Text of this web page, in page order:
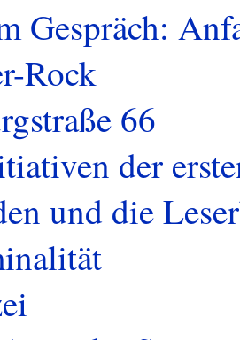
Gespräch:
Rock
66
der
und die